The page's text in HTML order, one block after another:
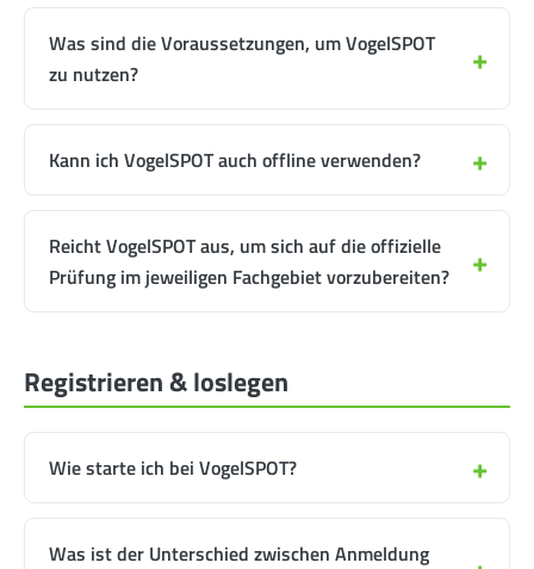
Was sind die Voraussetzungen, um VogelSPOT
zu nutzen?
Kann ich VogelSPOT auch offline verwenden?
Reicht VogelSPOT aus, um sich auf die offizielle
Prüfung im jeweiligen Fachgebiet vorzubereiten?
Registrieren & loslegen
Wie starte ich bei VogelSPOT?
Was ist der Unterschied zwischen Anmeldung